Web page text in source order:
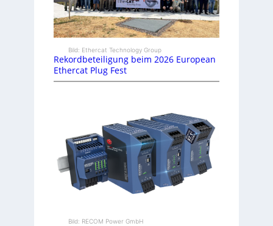
Bild: Ethercat Technology Group
Rekordbeteiligung beim 2026 European
Ethercat Plug Fest
Bild: RECOM Power GmbH